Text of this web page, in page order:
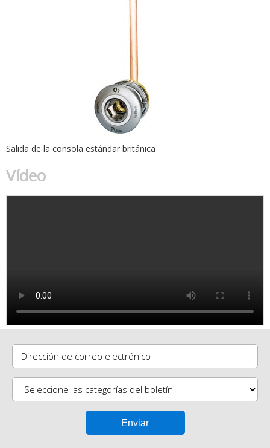
Salida de la consola estándar británica
Vídeo
Dirección de correo electrónico